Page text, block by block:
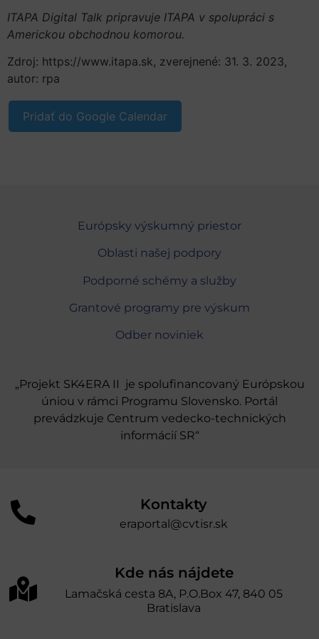
ITAPA Digital Talk pripravuje ITAPA v spolupráci s
Americkou obchodnou komorou.
Zdroj: https://www.itapa.sk, zverejnené: 31. 3. 2023,
autor: rpa
Pridať do Google Calendar
Európsky výskumný priestor
Oblasti našej podpory
Podporné schémy a služby
Grantové programy pre výskum
Odber noviniek
„Projekt SK4ERA II je spolufinancovaný Európskou
úniou v rámci Programu Slovensko. Portál
prevádzkuje Centrum vedecko-technických
informácií SR“
Kontakty
eraportal@cvtisr.sk
Kde nás nájdete
Lamačská cesta 8A, P.O.Box 47, 840 05
Bratislava